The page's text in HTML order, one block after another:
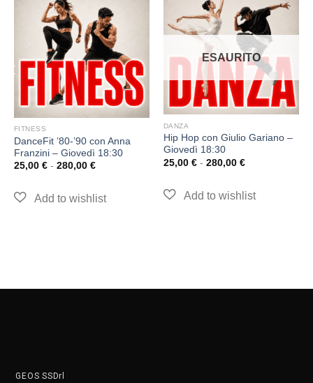
FITNESS
DanceFit ’80-’90 con Anna
Franzini – Giovedì 18:30
25,00 € - 280,00 €
ESAURITO
DANZA
Hip Hop con Giulio Gariano –
Giovedì 18:30
25,00 € - 280,00 €
GEOS SSDrl